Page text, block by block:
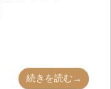
続きを読む→